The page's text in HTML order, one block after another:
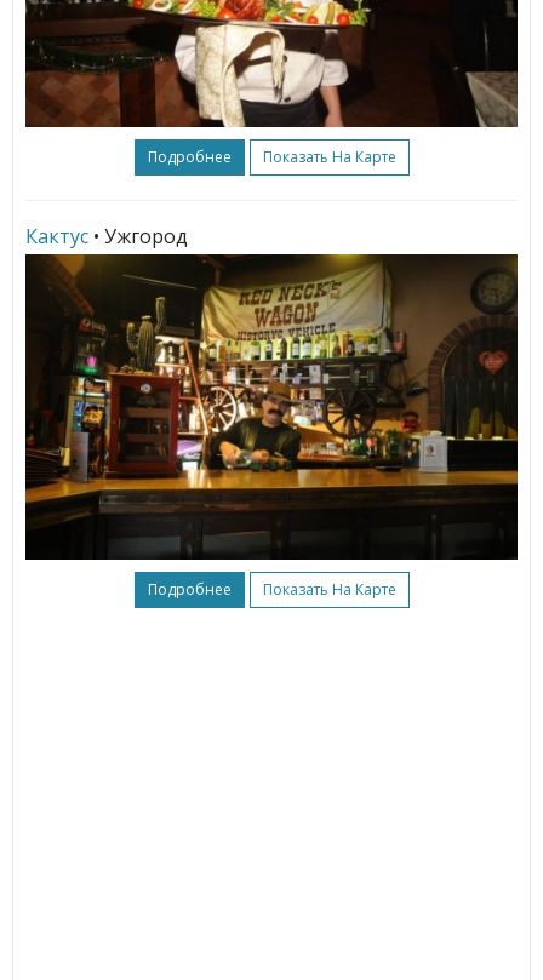
Подробнее Показать На Карте
Кактус • Ужгород
Подробнее Показать На Карте